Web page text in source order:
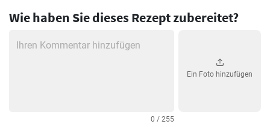
Wie haben Sie dieses Rezept zubereitet?
0 / 255
Ein Foto hinzufügen